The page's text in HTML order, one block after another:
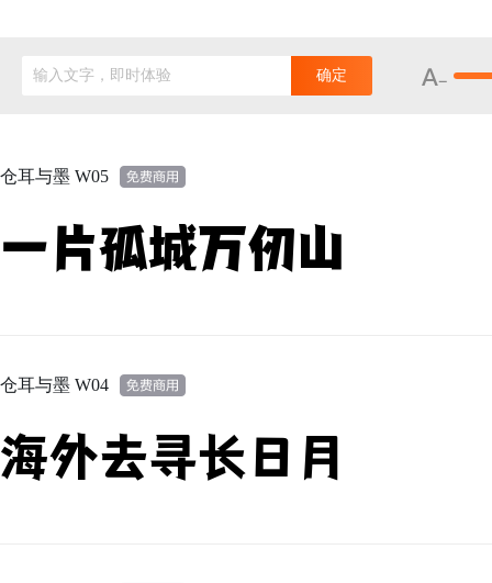
输入文字，即时体验 确定
仓耳与墨 W05
一片孤城万仞山
仓耳与墨 W04
海外去寻长日月